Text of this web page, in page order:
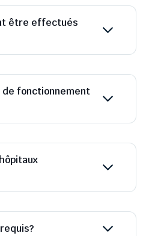
être effectués
fonctionnement